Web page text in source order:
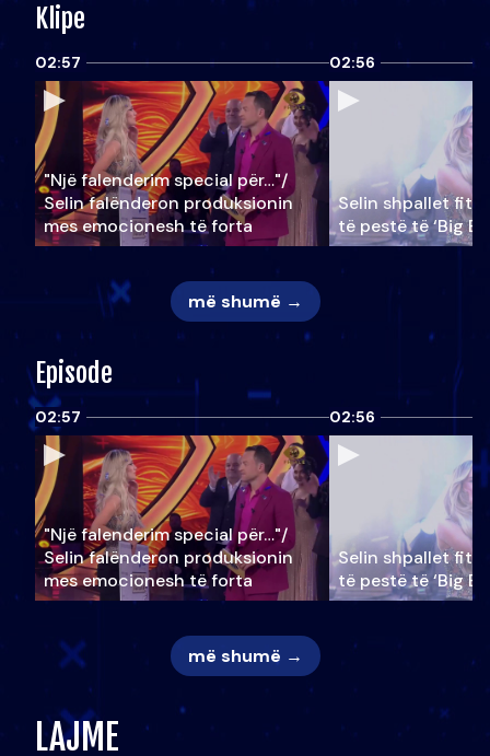
Klipe
02:57
"Një falenderim special për…"/
Selin falënderon produksionin
mes emocionesh të forta
02:56
Selin shpallet
të pestë të ‘Big
më shumë →
Episode
02:57
"Një falenderim special për…"/
Selin falënderon produksionin
mes emocionesh të forta
02:56
Selin shpallet
të pestë të ‘Big
më shumë →
LAJME